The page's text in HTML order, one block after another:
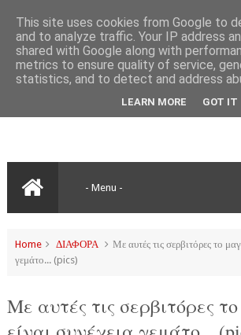
Home ΔΙΑΦΟΡΑ
Με αυτές τις σερβιτόρες το
γεμάτο... (pics)
Με αυτές τις σερβιτόρες
This site uses cookies from Google to
and to analyze traffic. Your IP address
shared with Google along with
metrics to ensure quality of service,
statistics, and to detect and address
LEARN MORE GOT IT